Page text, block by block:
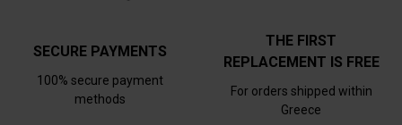
SECURE PAYMENTS
100% secure payment
methods
THE FIRST
REPLACEMENT IS FREE
For orders shipped within
Greece